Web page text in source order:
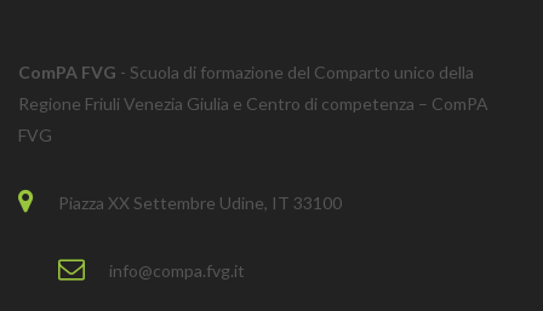
ComPA FVG - Scuola di formazione del Comparto unico della
Regione Friuli Venezia Giulia e Centro di competenza – ComPA
FVG
Piazza XX Settembre Udine, IT 33100
info@compa.fvg.it